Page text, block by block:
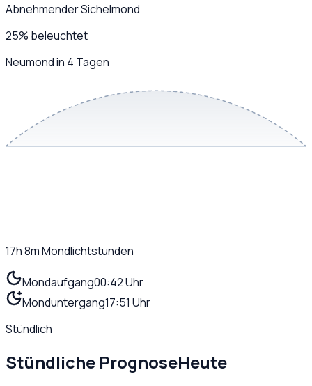
Abnehmender Sichelmond
25% beleuchtet
Neumond in 4 Tagen
17h 8mMondlichtstunden
Mondaufgang00:42 Uhr
Monduntergang17:51 Uhr
Stündlich
Stündliche PrognoseHeute